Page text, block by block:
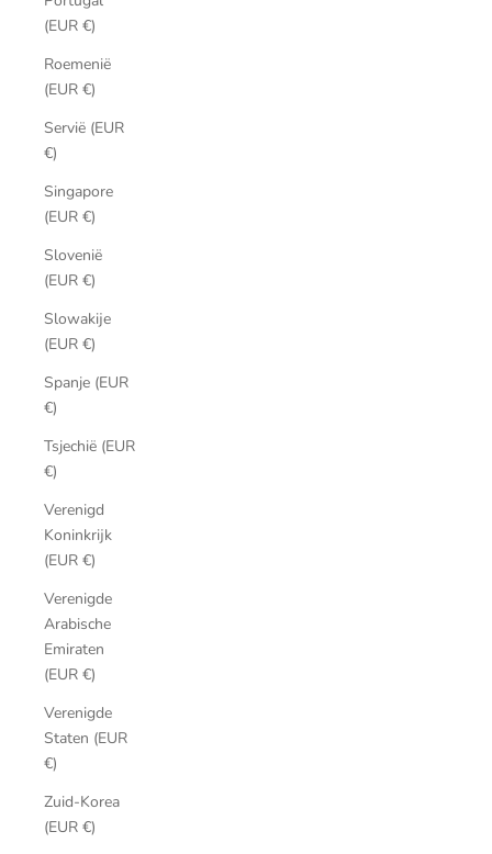
(EUR €)
Roemenië
(EUR €)
Servië (EUR
€)
Singapore
(EUR €)
Slovenië
(EUR €)
Slowakije
(EUR €)
Spanje (EUR
€)
Tsjechië (EUR
€)
Verenigd
Koninkrijk
(EUR €)
Verenigde
Arabische
Emiraten
(EUR €)
Verenigde
Staten (EUR
€)
Zuid-Korea
(EUR €)